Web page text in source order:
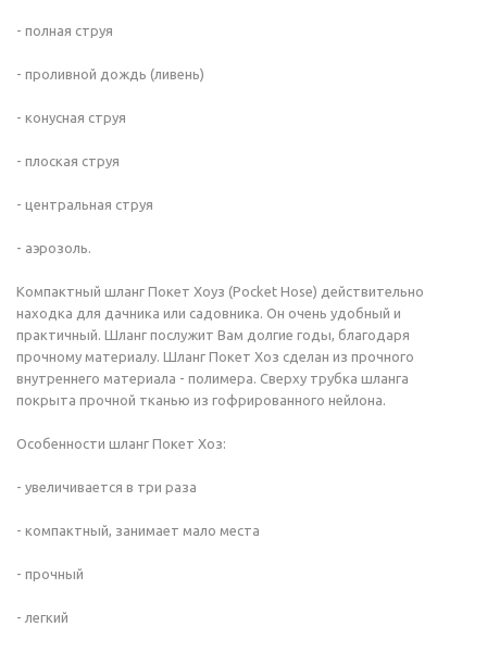
- полная струя
- проливной дождь (ливень)
- конусная струя
- плоская струя
- центральная струя
- аэрозоль.
Компактный шланг Покет Хоуз (Pocket Hose) действительно
находка для дачника или садовника. Он очень удобный и
практичный. Шланг послужит Вам долгие годы, благодаря
прочному материалу. Шланг Покет Хоз сделан из прочного
внутреннего материала - полимера. Сверху трубка шланга
покрыта прочной тканью из гофрированного нейлона.
Особенности шланг Покет Хоз:
- увеличивается в три раза
- компактный, занимает мало места
- прочный
- легкий